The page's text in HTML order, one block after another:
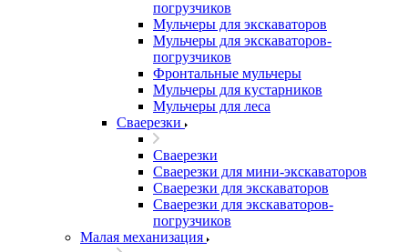
погрузчиков
Мульчеры для экскаваторов
Мульчеры для экскаваторов-
погрузчиков
Фронтальные мульчеры
Мульчеры для кустарников
Мульчеры для леса
Сваерезки
Сваерезки
Сваерезки для мини-экскаваторов
Сваерезки для экскаваторов
Сваерезки для экскаваторов-
погрузчиков
Малая механизация